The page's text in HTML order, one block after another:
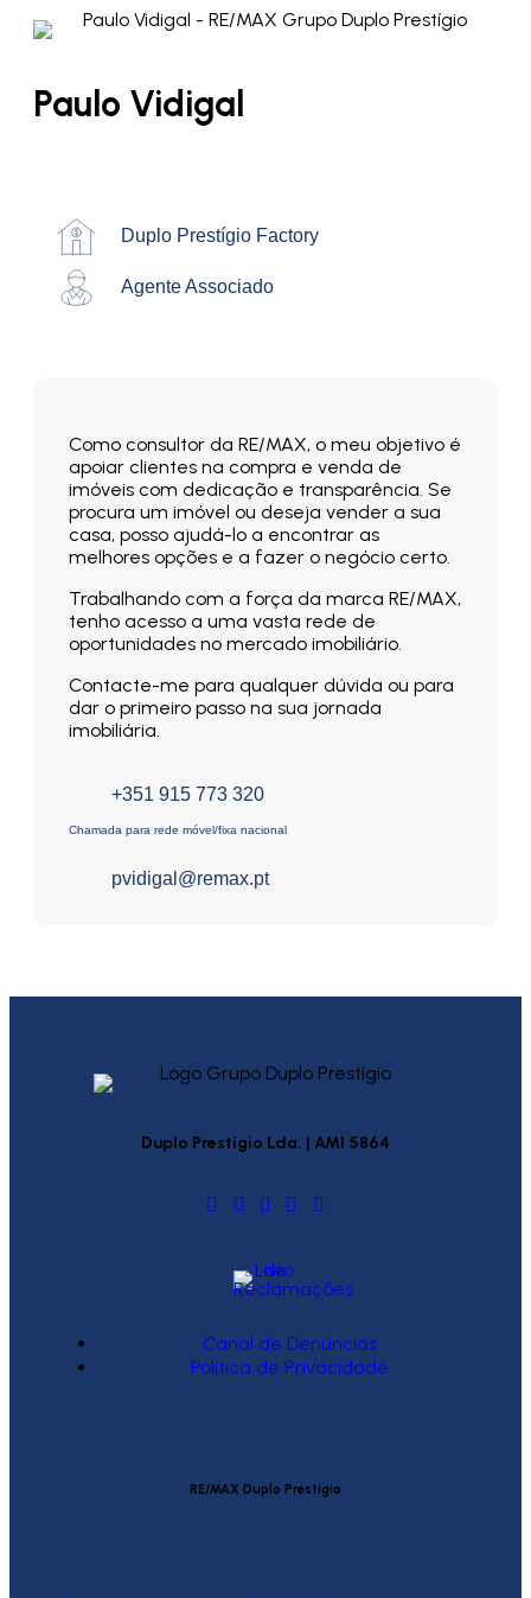
Paulo Vidigal
Duplo Prestígio Factory
Agente Associado
Como consultor da RE/MAX, o meu objetivo é
apoiar clientes na compra e venda de
imóveis com dedicação e transparência. Se
procura um imóvel ou deseja vender a sua
casa, posso ajudá-lo a encontrar as
melhores opções e a fazer o negócio certo.
Trabalhando com a força da marca RE/MAX,
tenho acesso a uma vasta rede de
oportunidades no mercado imobiliário.
Contacte-me para qualquer dúvida ou para
dar o primeiro passo na sua jornada
imobiliária.
+351 915 773 320
Chamada para rede móvel/fixa nacional
pvidigal@remax.pt
Duplo Prestígio Lda. | AMI 5864
Canal de Denúncias
Política de Privacidade
RE/MAX Duplo Prestígio